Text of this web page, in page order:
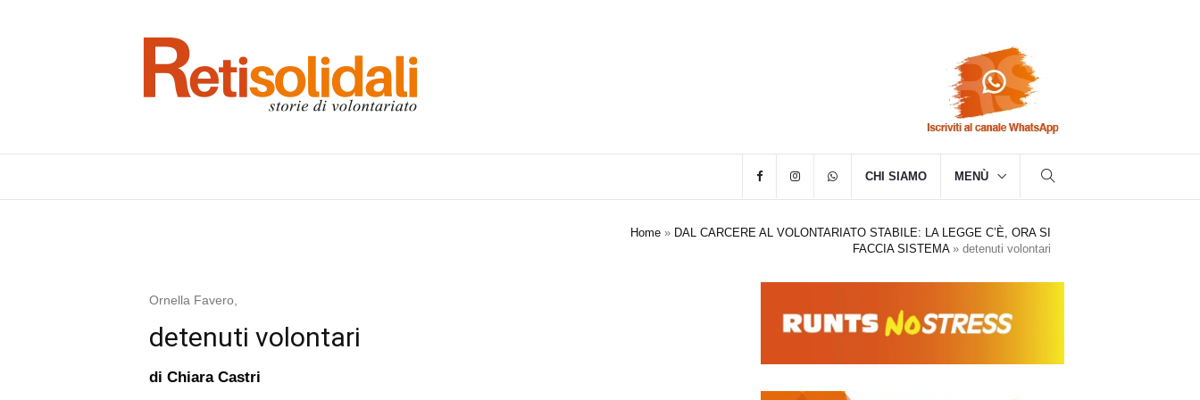
CHI SIAMO MENÙ
Home » DAL CARCERE AL VOLONTARIATO STABILE: LA LEGGE C’È, ORA SI
FACCIA SISTEMA» detenuti volontari
Ornella Favero,
detenuti volontari
di Chiara Castri